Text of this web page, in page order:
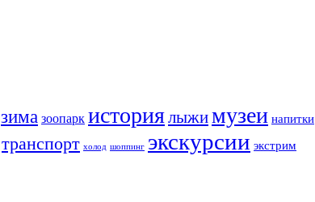
зима зоопарк историялыжимузеи напитки
транспорт холод шоппинг экскурсии экстрим